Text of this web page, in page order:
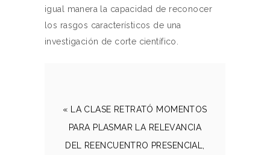
igual manera la capacidad de reconocer
los rasgos característicos de una
investigación de corte científico.
« LA CLASE RETRATÓ MOMENTOS
PARA PLASMAR LA RELEVANCIA
DEL REENCUENTRO PRESENCIAL,